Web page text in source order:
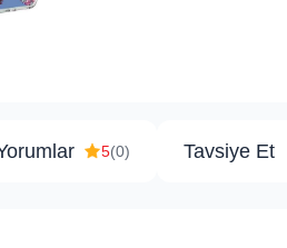
5(0) Tavsiye Et